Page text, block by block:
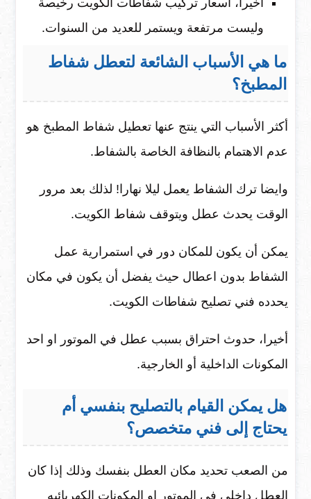
وليست مرتفعة ويستمر للعديد من السنوات.
ما هي الأسباب الشائعة لتعطل شفاط
المطبخ؟
أكثر الأسباب التي ينتج عنها تعطيل شفاط المطبخ هو
عدم الاهتمام بالنظافة الخاصة بالشفاط.
وايضا ترك الشفاط يعمل ليلا نهارا! لذلك بعد مرور
الوقت يحدث عطل ويتوقف شفاط الكويت.
يمكن أن يكون للمكان دور في استمرارية عمل
الشفاط بدون اعطال حيث يفضل أن يكون في مكان
يحدده فني تصليح شفاطات الكويت.
أخيرا، حدوث احتراق بسبب عطل في الموتور او احد
المكونات الداخلية أو الخارجية.
هل يمكن القيام بالتصليح بنفسي أم
يحتاج إلى فني متخصص؟
من الصعب تحديد مكان العطل بنفسك وذلك إذا كان
العطل داخلي في الموتور او المكونات الكهربائيه